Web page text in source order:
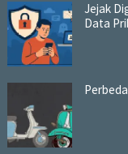
Jejak
Data